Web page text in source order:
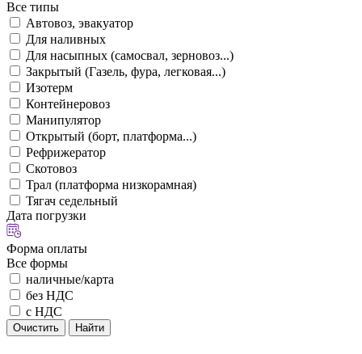
Все типы
Автовоз, эвакуатор
Для наливных
Для насыпных (самосвал, зерновоз...)
Закрытый (Газель, фура, легковая...)
Изотерм
Контейнеровоз
Манипулятор
Открытый (борт, платформа...)
Рефрижератор
Скотовоз
Трал (платформа низкорамная)
Тягач седельный
Дата погрузки
Форма оплаты
Все формы
наличные/карта
без НДС
с НДС
Очистить Найти